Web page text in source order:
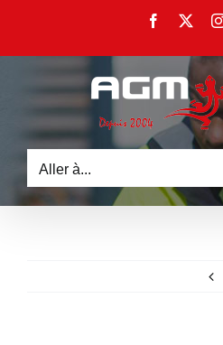
contenu
Facebook
Aller à...